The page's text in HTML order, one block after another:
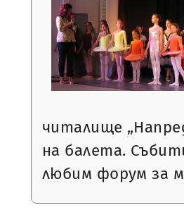
читалище
на балета.
любим форум за